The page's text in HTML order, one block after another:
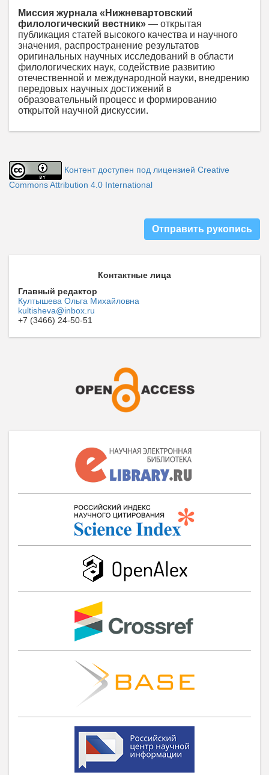
Миссия журнала «Нижневартовский
филологический вестник» — открытая
публикация статей высокого качества и научного
значения, распространение результатов
оригинальных научных исследований в области
филологических наук, содействие развитию
отечественной и международной науки, внедрению
передовых научных достижений в
образовательный процесс и формированию
открытой научной дискуссии.
Контент доступен под лицензией Creative
Commons Attribution 4.0 International
Отправить рукопись
Контактные лица
Главный редактор
Култышева Ольга Михайловна
kultisheva@inbox.ru
+7 (3466) 24-50-51